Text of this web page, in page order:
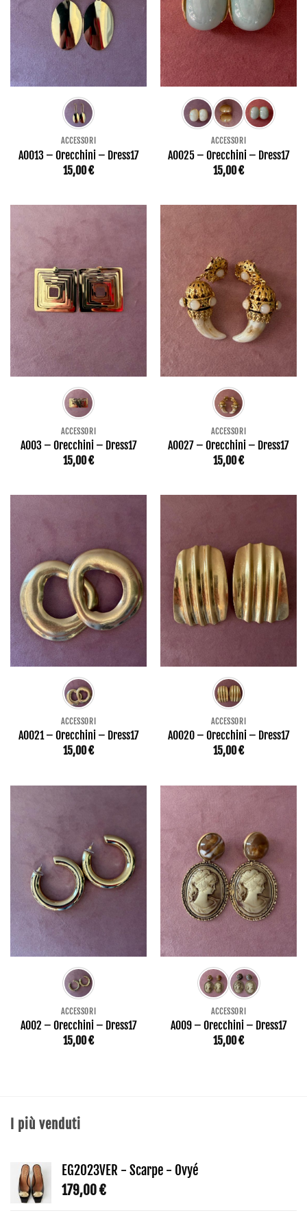
ACCESSORI
AO013 – Orecchini – Dress17
15,00€
ACCESSORI
AO025 – Orecchini – Dress17
15,00€
ACCESSORI
AO03 – Orecchini – Dress17
15,00€
ACCESSORI
AO027 – Orecchini – Dress17
15,00€
ACCESSORI
AO021 – Orecchini – Dress17
15,00€
ACCESSORI
AO020 – Orecchini – Dress17
15,00€
ACCESSORI
AO02 – Orecchini – Dress17
15,00€
ACCESSORI
AO09 – Orecchini – Dress17
15,00€
I più venduti
EG2023VER - Scarpe - Ovyé
179,00€